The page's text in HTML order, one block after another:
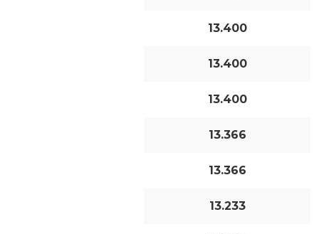
13.400
13.400
13.400
13.366
13.366
13.233